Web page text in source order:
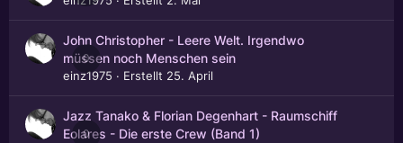
0
John Christopher - Leere Welt. Irgendwo
müssen noch Menschen sein
einz1975 · Erstellt 25. April
0
Jazz Tanako & Florian Degenhart - Raumschiff
Eolares - Die erste Crew (Band 1)